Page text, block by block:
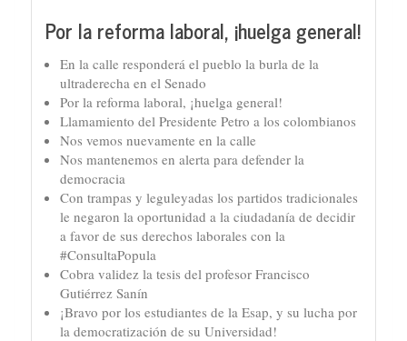
Por la reforma laboral, ¡huelga general!
En la calle responderá el pueblo la burla de la
ultraderecha en el Senado
Por la reforma laboral, ¡huelga general!
Llamamiento del Presidente Petro a los colombianos
Nos vemos nuevamente en la calle
Nos mantenemos en alerta para defender la
democracia
Con trampas y leguleyadas los partidos tradicionales
le negaron la oportunidad a la ciudadanía de decidir
a favor de sus derechos laborales con la
#ConsultaPopula
Cobra validez la tesis del profesor Francisco
Gutiérrez Sanín
¡Bravo por los estudiantes de la Esap, y su lucha por
la democratización de su Universidad!